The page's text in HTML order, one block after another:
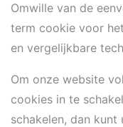
Omwille van de
term cookie voor
en vergelijkbare
Om onze website
cookies in te
schakelen, dan